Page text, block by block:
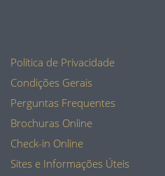
Política de Privacidade
Condições Gerais
Perguntas Frequentes
Brochuras Online
Check-in Online
Sites e Informações Úteis